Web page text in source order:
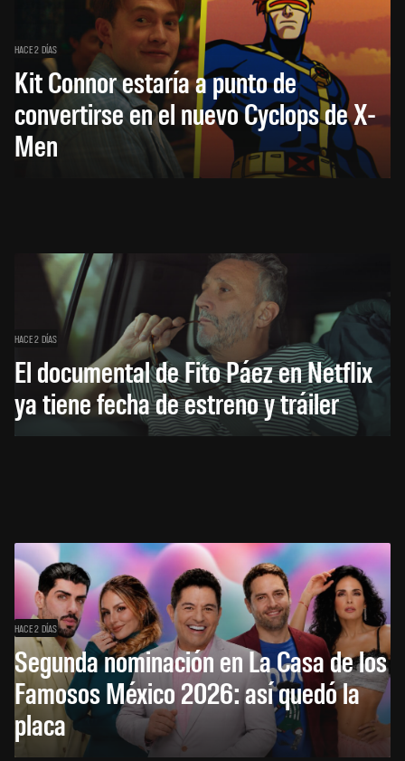
HACE 2 DÍAS
Kit Connor estaría a punto de
convertirse en el nuevo Cyclops de X-
Men
HACE 2 DÍAS
El documental de Fito Páez en Netflix
ya tiene fecha de estreno y tráiler
HACE 2 DÍAS
Segunda nominación en La Casa de los
Famosos México 2026: así quedó la
placa